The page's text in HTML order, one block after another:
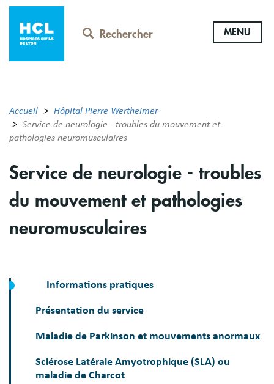
Aller
contenu
principal
Rechercher MENU
Accueil
Hôpital Pierre Wertheimer
Service de neurologie - troubles du mouvement et
pathologies neuromusculaires
Service de neurologie - troubles
du mouvement et pathologies
neuromusculaires
Informations pratiques
Présentation du service
Maladie de Parkinson et mouvements anormaux
Sclérose Latérale Amyotrophique (SLA) ou
maladie de Charcot